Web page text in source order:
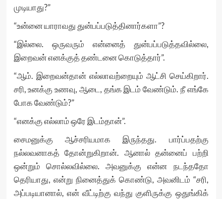
முடியாது?”
“உன்னை யாராவது துன்பப்படுத்தினார்களா”?
“இல்லை. ஒருவரும் என்னைத் துன்பப்படுத்தவில்லை,
இறைவன் எனக்குத் தண்டனை கொடுத்தார்”.
“ஆம். இறைவன்தான் எல்லாவற்றையும் ஆட்சி செய்கிறார்.
சரி, உனக்கு உணவு, ஆடை, தங்க இடம் வேண்டும். நீ எங்கே
போக வேண்டும்?”
“எனக்கு எல்லாம் ஒரே இடம்தான்”.
சைமனுக்கு ஆச்சரியமாக இருந்தது. பார்ப்பதற்கு
நல்லவனாகத் தோன்றுகிறான். ஆனால் தன்னைப் பற்றி
ஒன்றும் சொல்லவில்லை. அவனுக்கு என்ன நடந்ததோ
தெரியாது, என்று நினைத்துக் கொண்டு, அவனிடம் “சரி,
அப்படியானால், என் வீட்டிற்கு வந்து குளிருக்கு ஒதுங்கிக்